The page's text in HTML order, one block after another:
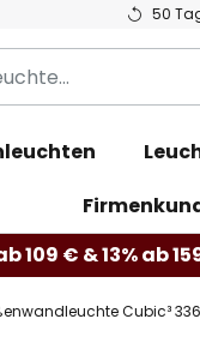
50
109 € & 13% ab
Cubic³